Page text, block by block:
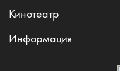
Кинотеатр
Информация